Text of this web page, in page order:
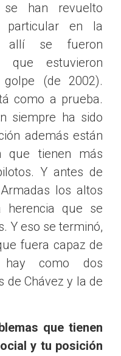
han revuelto
en la
allí se fueron
que estuvieron
(de 2002).
como a prueba.
siempre ha sido
además están
que tienen más
Y antes de
los altos
herencia que se
Y eso se terminó,
fuera capaz de
como dos
de Chávez y la de
que tienen
y tu posición